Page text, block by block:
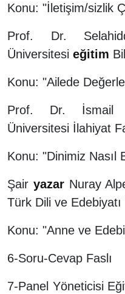
Konu: "İletişim/sizlik
Prof. Dr.
Üniversitesi eğitim
Konu: "Ailede
Prof. Dr. İsmail
Üniversitesi İlahiyat
Konu: "Dinimiz Nasıl
Şair yazarNuray
Türk Dili ve
Konu: "Anne ve
6-Soru-Cevap Faslı
7-Panel Yöneticisi